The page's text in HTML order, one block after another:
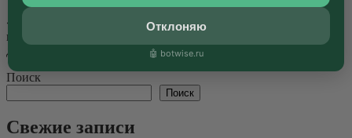
«Я помню сад в весеннем блеске, Как мягко яблоня
цвела…» — писал Есенин. Коллекция из 18 сортов
декоративных яблонь «Садов...Далее
Поиск
Поиск
Свежие записи
Отклоняю
🤖 botwise.ru